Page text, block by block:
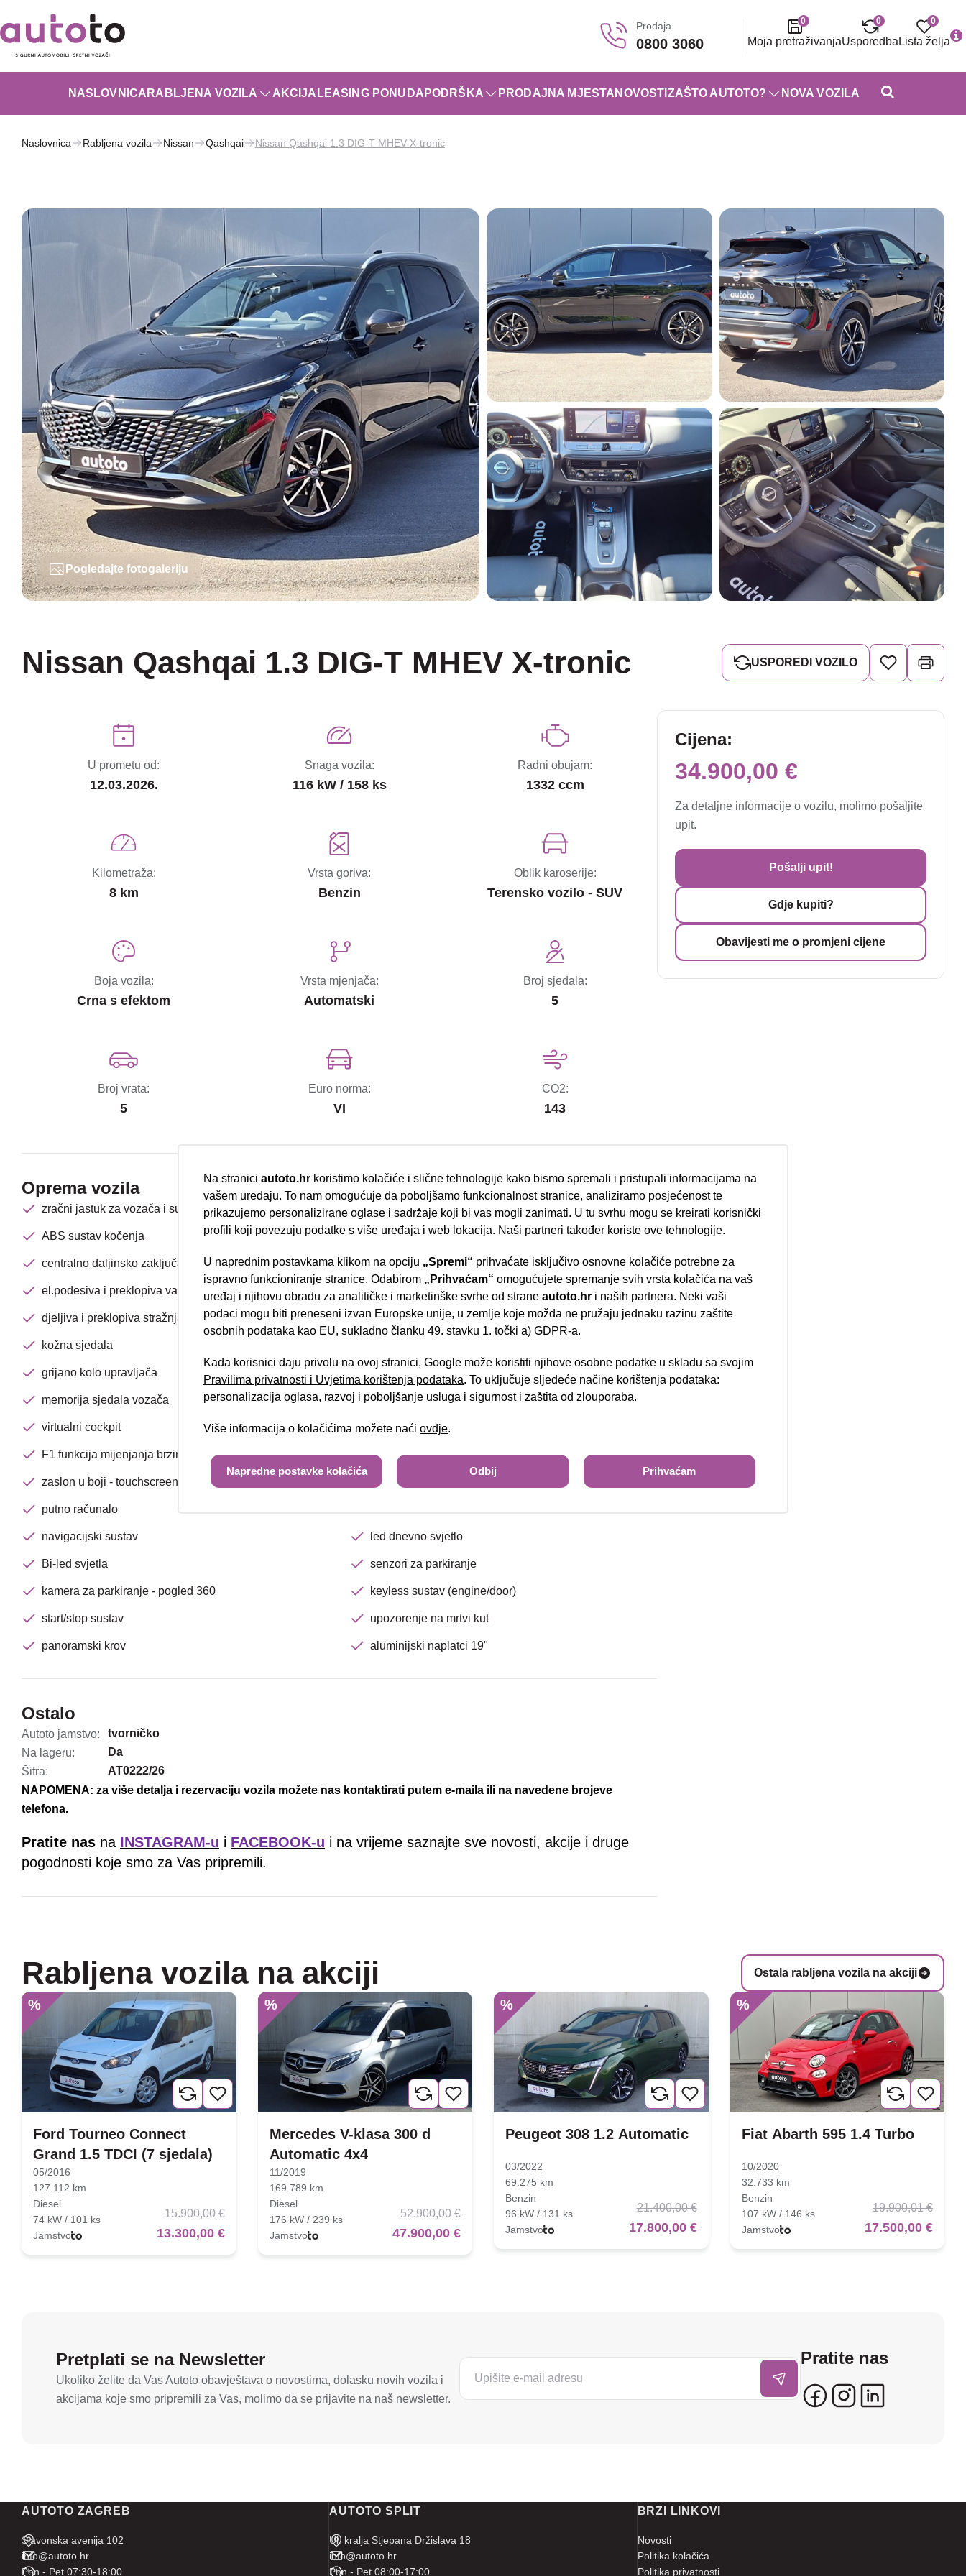
Prodaja
0800 3060
0
Moja pretraživanja
0
Usporedba
0
Lista želja
NASLOVNICA RABLJENA VOZILA AKCIJA LEASING PONUDA PODRŠKA PRODAJNA MJESTA NOVOSTI ZAŠTO AUTOTO? NOVA VOZILA
Naslovnica Rabljena vozila Nissan Qashqai Nissan Qashqai 1.3 DIG-T MHEV X-tronic
Pogledajte fotogaleriju
Nissan Qashqai 1.3 DIG-T MHEV X-tronic USPOREDI VOZILO
U prometu od:
12.03.2026.
Snaga vozila:
116 kW / 158 ks
Radni obujam:
1332 ccm
Kilometraža:
8 km
Vrsta goriva:
Benzin
Oblik karoserije:
Terensko vozilo - SUV
Boja vozila:
Crna s efektom
Vrsta mjenjača:
Automatski
Broj sjedala:
5
Broj vrata:
5
Euro norma:
VI
CO2:
143
Oprema vozila
zračni jastuk za vozača i suvozača bočni zračni jastuci
ABS sustav kočenja ESP sustav stabilnosti
centralno daljinsko zaključavanje el.podizači stakala
el.podesiva i preklopiva vanjska zrcala treće kočiono svjetlo
djeljiva i preklopiva stražnja klupa sjedalo vozača/suvozača podesivo po visini
kožna sjedala
grijano kolo upravljača el.podesivo sjedalo vozača
memorija sjedala vozača automatski klima uređaj
virtualni cockpit multifunkcijski kožni upravljač
F1 funkcija mijenjanja brzina na upravljaču radio uređaj USB
zaslon u boji - touchscreen tempomat
putno računalo
navigacijski sustav led dnevno svjetlo
Bi-led svjetla senzori za parkiranje
kamera za parkiranje - pogled 360 keyless sustav (engine/door)
start/stop sustav upozorenje na mrtvi kut
panoramski krov aluminijski naplatci 19"
Ostalo
Autoto jamstvo:
tvorničko
Na lageru:
Da
Šifra:
AT0222/26
NAPOMENA: za više detalja i rezervaciju vozila možete nas kontaktirati putem e-maila ili na navedene brojeve
telefona.
Pratite nas na INSTAGRAM-u i FACEBOOK-u i na vrijeme saznajte sve novosti, akcije i druge
pogodnosti koje smo za Vas pripremili.
Cijena:
34.900,00 €
Za detaljne informacije o vozilu, molimo pošaljite
upit.
Pošalji upit!
Gdje kupiti?
Obavijesti me o promjeni cijene
Rabljena vozila na akciji Ostala rabljena vozila na akciji
%
Ford Tourneo Connect
Grand 1.5 TDCI (7 sjedala)
05/2016
127.112 km
Diesel
74 kW / 101 ks
Jamstvo
15.900,00 €
13.300,00 €
%
Mercedes V-klasa 300 d
Automatic 4x4
11/2019
169.789 km
Diesel
176 kW / 239 ks
Jamstvo
52.900,00 €
47.900,00 €
%
Peugeot 308 1.2 Automatic
03/2022
69.275 km
Benzin
96 kW / 131 ks
Jamstvo
21.400,00 €
17.800,00 €
%
Fiat Abarth 595 1.4 Turbo
10/2020
32.733 km
Benzin
107 kW / 146 ks
Jamstvo
19.900,01 €
17.500,00 €
Pretplati se na Newsletter
Ukoliko želite da Vas Autoto obavještava o novostima, dolasku novih vozila i
akcijama koje smo pripremili za Vas, molimo da se prijavite na naš newsletter.
Pratite nas
AUTOTO ZAGREB
Slavonska avenija 102
info@autoto.hr
Pon - Pet 07:30-18:00
AUTOTO SPLIT
Ul. kralja Stjepana Držislava 18
info@autoto.hr
Pon - Pet 08:00-17:00
BRZI LINKOVI
Novosti
Politika kolačića
Politika privatnosti
Nova lokacija - Slavonska avenija 102, Resnik
Traži
Na stranici autoto.hr koristimo kolačiće i slične tehnologije kako bismo spremali i pristupali informacijama na
vašem uređaju. To nam omogućuje da poboljšamo funkcionalnost stranice, analiziramo posjećenost te
prikazujemo personalizirane oglase i sadržaje koji bi vas mogli zanimati. U tu svrhu mogu se kreirati korisnički
profili koji povezuju podatke s više uređaja i web lokacija. Naši partneri također koriste ove tehnologije.
U naprednim postavkama klikom na opciju „Spremi“ prihvaćate isključivo osnovne kolačiće potrebne za
ispravno funkcioniranje stranice. Odabirom „Prihvaćam“ omogućujete spremanje svih vrsta kolačića na vaš
uređaj i njihovu obradu za analitičke i marketinške svrhe od strane autoto.hr i naših partnera. Neki vaši
podaci mogu biti preneseni izvan Europske unije, u zemlje koje možda ne pružaju jednaku razinu zaštite
osobnih podataka kao EU, sukladno članku 49. stavku 1. točki a) GDPR-a.
Kada korisnici daju privolu na ovoj stranici, Google može koristiti njihove osobne podatke u skladu sa svojim
Pravilima privatnosti i Uvjetima korištenja podataka. To uključuje sljedeće načine korištenja podataka:
personalizacija oglasa, razvoj i poboljšanje usluga i sigurnost i zaštita od zlouporaba.
Više informacija o kolačićima možete naći ovdje.
Napredne postavke kolačića Odbij Prihvaćam